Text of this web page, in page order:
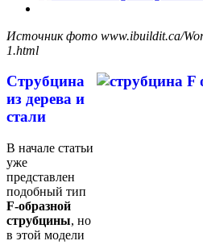
Источник фото www.ibuildit.ca/
1.html
Струбцина
из дерева и
стали
В начале статьи
уже
представлен
подобный тип
F-образной
струбцины, но
в этой модели